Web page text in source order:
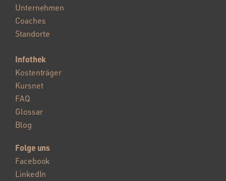
Unternehmen
Coaches
Standorte
Infothek
Kostenträger
Kursnet
FAQ
Glossar
Blog
Folge uns
Facebook
LinkedIn